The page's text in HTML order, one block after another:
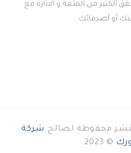
الكثير من المتعة و الاثارة مع
أو أصدقائك.
محفوظة لصالح شركة
© 2023